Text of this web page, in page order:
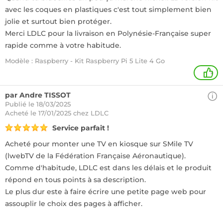
avec les coques en plastiques c'est tout simplement bien
jolie et surtout bien protéger.
Merci LDLC pour la livraison en Polynésie-Française super
rapide comme à votre habitude.
Modèle : Raspberry - Kit Raspberry Pi 5 Lite 4 Go
+
par Andre TISSOT
Publié le 18/03/2025
Acheté le 17/01/2025 chez LDLC
Service parfait !
Acheté pour monter une TV en kiosque sur SMile TV
(lwebTV de la Fédération Française Aéronautique).
Comme d'habitude, LDLC est dans les délais et le produit
répond en tous points à sa description.
Le plus dur este à faire écrire une petite page web pour
assouplir le choix des pages à afficher.